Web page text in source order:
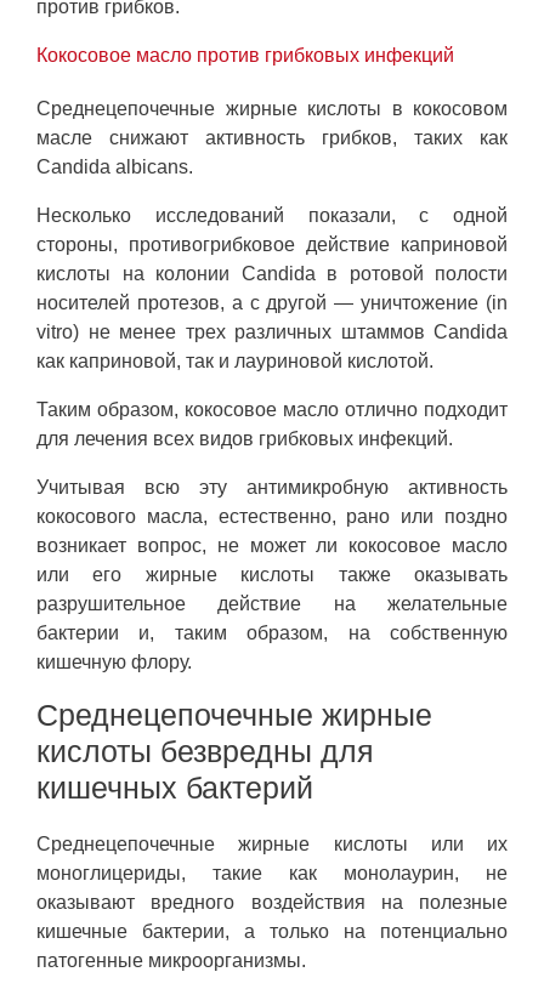
против грибков.
Кокосовое масло против грибковых инфекций
Среднецепочечные жирные кислоты в кокосовом
масле снижают активность грибков, таких как
Candida albicans.
Несколько исследований показали, с одной
стороны, противогрибковое действие каприновой
кислоты на колонии Candida в ротовой полости
носителей протезов, а с другой — уничтожение (in
vitro) не менее трех различных штаммов Candida
как каприновой, так и лауриновой кислотой.
Таким образом, кокосовое масло отлично подходит
для лечения всех видов грибковых инфекций.
Учитывая всю эту антимикробную активность
кокосового масла, естественно, рано или поздно
возникает вопрос, не может ли кокосовое масло
или его жирные кислоты также оказывать
разрушительное действие на желательные
бактерии и, таким образом, на собственную
кишечную флору.
Среднецепочечные жирные
кислоты безвредны для
кишечных бактерий
Среднецепочечные жирные кислоты или их
моноглицериды, такие как монолаурин, не
оказывают вредного воздействия на полезные
кишечные бактерии, а только на потенциально
патогенные микроорганизмы.